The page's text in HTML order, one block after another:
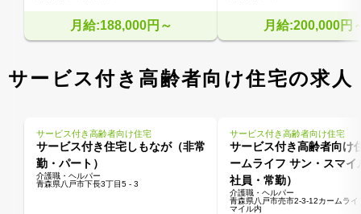
月給:188,000円～ 月給:200,000円
サービス付き高齢者向け住宅の求人
サービス付き高齢者向け住宅
サービス付き住宅しもなが（非常
勤・パート）
介護職・ヘルパー
青森県八戸市下長3丁目5 - 3
サービス付き高齢者向け住宅
サービス付き高齢者向け
ームライフ サン・スマイ
社員・常勤）
介護職・ヘルパー
青森県八戸市売市2-3-12カームライ
マイル内